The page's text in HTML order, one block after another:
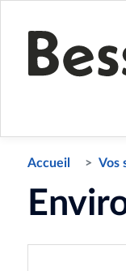
Accueil Vos